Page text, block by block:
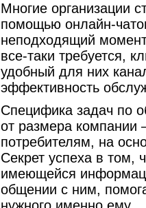
Многие организации
помощью онлайн-
неподходящий
все-таки требуется,
удобный для них
эффективность
Специфика задач по
от размера компании
потребителям, на
Секрет успеха в том,
имеющейся
общении с ним,